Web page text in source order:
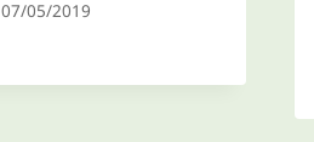
07/05/2019